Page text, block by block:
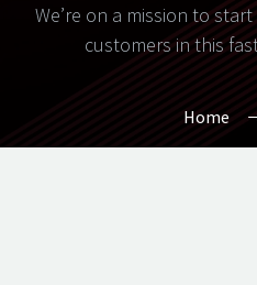
We’re on a mission to
customers in this
Home